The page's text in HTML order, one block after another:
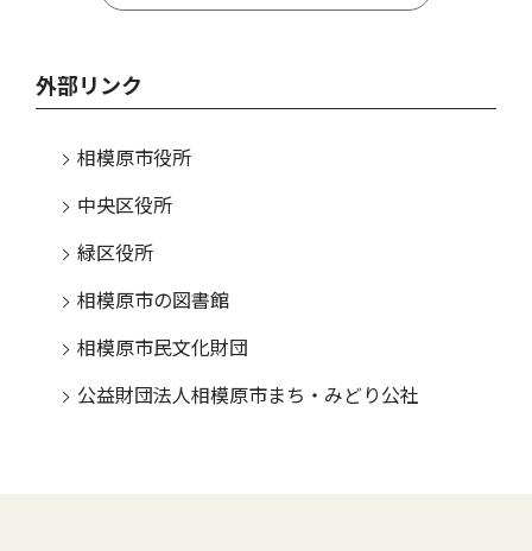
外部リンク
相模原市役所
中央区役所
緑区役所
相模原市の図書館
相模原市民文化財団
公益財団法人相模原市まち・みどり公社